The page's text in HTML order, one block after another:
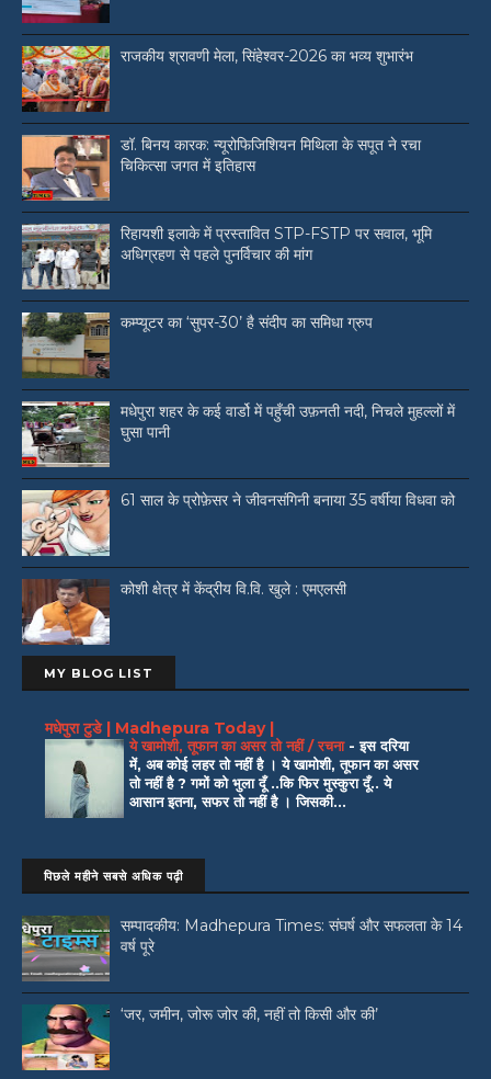
राजकीय श्रावणी मेला, सिंहेश्वर-2026 का भव्य शुभारंभ
डॉ. बिनय कारक: न्यूरोफिजिशियन मिथिला के सपूत ने रचा
चिकित्सा जगत में इतिहास
रिहायशी इलाके में प्रस्तावित STP-FSTP पर सवाल, भूमि
अधिग्रहण से पहले पुनर्विचार की मांग
कम्प्यूटर का ‘सुपर-30’ है संदीप का समिधा ग्रुप
मधेपुरा शहर के कई वार्डो में पहुँची उफ़नती नदी, निचले मुहल्लों में
घुसा पानी
61 साल के प्रोफ़ेसर ने जीवनसंगिनी बनाया 35 वर्षीया विधवा को
कोशी क्षेत्र में केंद्रीय वि.वि. खुले : एमएलसी
MY BLOG LIST
मधेपुरा टुडे | Madhepura Today |
ये खामोशी, तूफान का असर तो नहीं / रचना -इस दरिया
में, अब कोई लहर तो नहीं है । ये खामोशी, तूफान का असर
तो नहीं है ? गमों को भुला दूँ ..कि फिर मुस्कुरा दूँ.. ये
आसान इतना, सफर तो नहीं है । जिसकी...
पिछले महीने सबसे अधिक पढ़ी
सम्पादकीय: Madhepura Times: संघर्ष और सफलता के 14
वर्ष पूरे
‘जर, जमीन, जोरू जोर की, नहीं तो किसी और की’